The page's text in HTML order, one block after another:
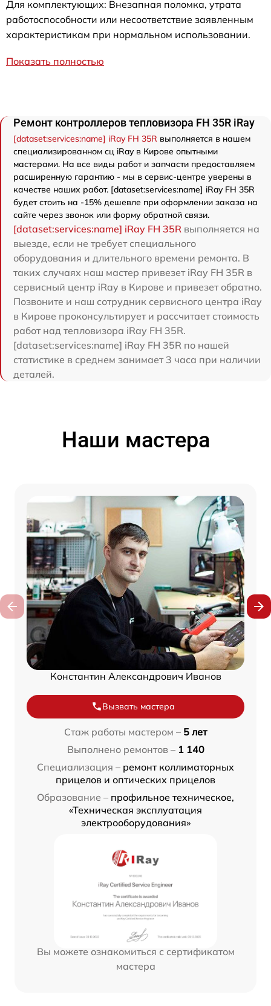
Для комплектующих: Внезапная поломка, утрата
работоспособности или несоответствие заявленным
характеристикам при нормальном использовании.
Показать полностью
Ремонт контроллеров тепловизора FH 35R iRay
[dataset:services:name] iRay FH 35R выполняется в нашем
специализированном сц iRay в Кирове опытными
мастерами. На все виды работ и запчасти предоставляем
расширенную гарантию - мы в сервис-центре уверены в
качестве наших работ. [dataset:services:name] iRay FH 35R
будет стоить на -15% дешевле при оформлении заказа на
сайте через звонок или форму обратной связи.
[dataset:services:name] iRay FH 35R выполняется на
выезде, если не требует специального
оборудования и длительного времени ремонта. В
таких случаях наш мастер привезет iRay FH 35R в
сервисный центр iRay в Кирове и привезет обратно.
Позвоните и наш сотрудник сервисного центра iRay
в Кирове проконсультирует и рассчитает стоимость
работ над тепловизора iRay FH 35R.
[dataset:services:name] iRay FH 35R по нашей
статистике в среднем занимает 3 часа при наличии
деталей.
Наши мастера
Константин Александрович Иванов
Вызвать мастера
Стаж работы мастером – 5 лет
Выполнено ремонтов – 1 140
Специализация – ремонт коллиматорных
прицелов и оптических прицелов
Образование – профильное техническое,
«Техническая эксплуатация
электрооборудования»
Вы можете ознакомиться с сертификатом
мастера